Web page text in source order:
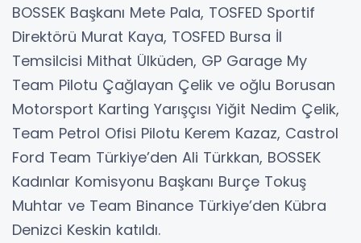
BOSSEK Başkanı Mete Pala, TOSFED Sportif
Direktörü Murat Kaya, TOSFED Bursa İl
Temsilcisi Mithat Ülküden, GP Garage My
Team Pilotu Çağlayan Çelik ve oğlu Borusan
Motorsport Karting Yarışçısı Yiğit Nedim Çelik,
Team Petrol Ofisi Pilotu Kerem Kazaz, Castrol
Ford Team Türkiye’den Ali Türkkan, BOSSEK
Kadınlar Komisyonu Başkanı Burçe Tokuş
Muhtar ve Team Binance Türkiye’den Kübra
Denizci Keskin katıldı.